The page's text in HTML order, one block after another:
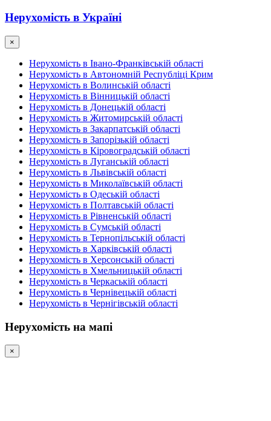
Нерухомість в Україні
×
Нерухомість в Івано-Франківській області
Нерухомість в Автономній Республіці Крим
Нерухомість в Волинській області
Нерухомість в Вінницькій області
Нерухомість в Донецькій області
Нерухомість в Житомирській області
Нерухомість в Закарпатській області
Нерухомість в Запорізькій області
Нерухомість в Кіровоградській області
Нерухомість в Луганській області
Нерухомість в Львівській області
Нерухомість в Миколаївській області
Нерухомість в Одеській області
Нерухомість в Полтавській області
Нерухомість в Рівненській області
Нерухомість в Сумській області
Нерухомість в Тернопільській області
Нерухомість в Харківській області
Нерухомість в Херсонській області
Нерухомість в Хмельницькій області
Нерухомість в Черкаській області
Нерухомість в Чернівецькій області
Нерухомість в Чернігівській області
Нерухомість на мапі
×